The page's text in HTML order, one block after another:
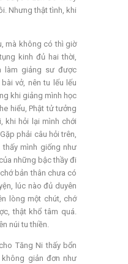
Nhưng thật tình, khi
mà không có thì giờ
kinh đủ hai thời,
làm giảng sư được
vở, nên tu lếu lếu
khi giảng mình học
hiểu, Phật tử tưởng
khi hỏi lại mình chới
phải câu hỏi trên,
mình giống như
những bậc thầy đi
bản thân chưa có
lúc nào đủ duyên
lòng một chút, chớ
thật khổ tâm quá.
núi tu thiền.
Tăng Ni thấy bổn
giản đơn như